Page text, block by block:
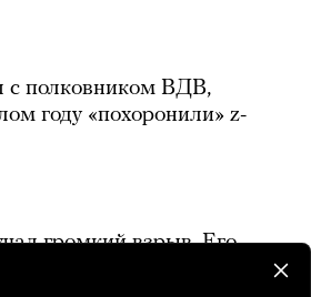
с полковником ВДВ,
году «похоронили» z-
громкий взрыв. Его
частях города. Что это